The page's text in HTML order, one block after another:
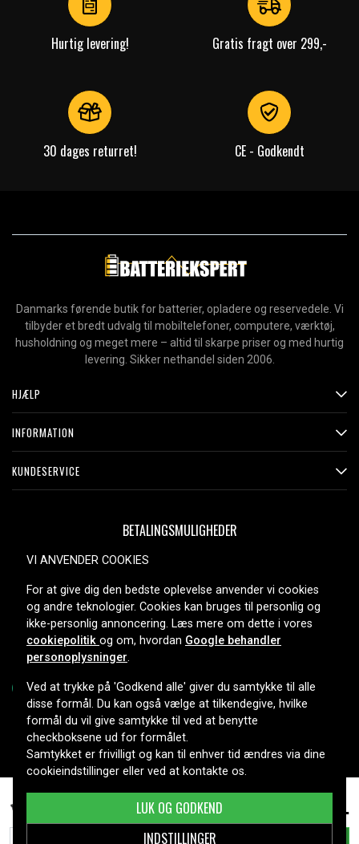
Samsung SM-P605V, 3.8V, 6600 mAh 199 kr.
Hurtig levering! Gratis fragt over 299,-
30 dages returret! CE - Godkendt
Danmarks førende butik for batterier, opladere og reservedele. Vi
tilbyder et bredt udvalg til mobiltelefoner, computere, værktøj,
husholdning og meget mere – altid til skarpe priser og med hurtig
levering. Sikker nethandel siden 2006.
HJÆLP
INFORMATION
KUNDESERVICE
BETALINGSMULIGHEDER
LEVERINGSMULIGHEDER
Copyright © 2026, Spares Nordic AB
VI ANVENDER COOKIES
For at give dig den bedste oplevelse anvender vi cookies
og andre teknologier. Cookies kan bruges til personlig og
ikke-personlig annoncering. Læs mere om dette i vores
cookiepolitik og om, hvordan Google behandler
personoplysninger.
Ved at trykke på 'Godkend alle' giver du samtykke til alle
disse formål. Du kan også vælge at tilkendegive, hvilke
formål du vil give samtykke til ved at benytte
checkboksene ud for formålet.
Samtykket er frivilligt og kan til enhver tid ændres via dine
cookieindstillinger eller ved at kontakte os.
INDSTILLINGER
LUK OG GODKEND